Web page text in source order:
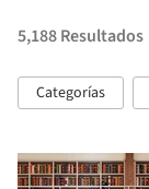
5,188Resultados
Categorías